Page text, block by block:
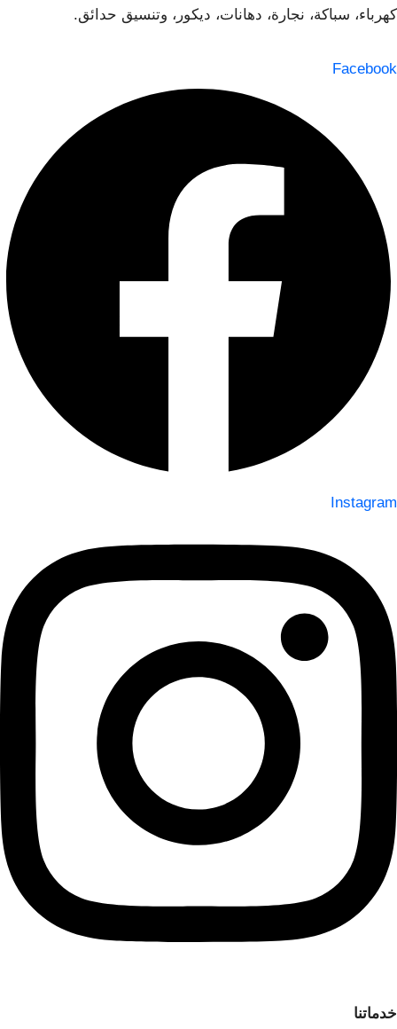
كهرباء، سباكة، نجارة، دهانات، ديكور، وتنسيق حدائق.
Facebook
Instagram
خدماتنا